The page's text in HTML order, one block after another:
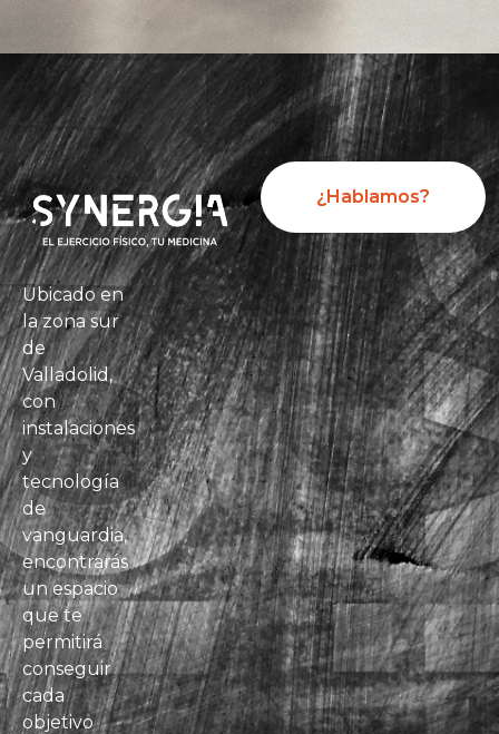
Ubicado en
la zona sur
de
Valladolid,
con
instalaciones
y
tecnología
de
vanguardia,
encontrarás
un espacio
que te
permitirá
conseguir
cada
objetivo
¿Hablamos?